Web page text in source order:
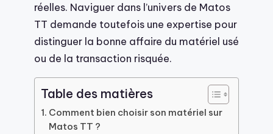
réelles. Naviguer dans l’univers de Matos
TT demande toutefois une expertise pour
distinguer la bonne affaire du matériel usé
ou de la transaction risquée.
Table des matières
Comment bien choisir son matériel sur
Matos TT ?